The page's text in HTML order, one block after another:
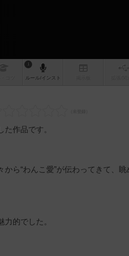
1
ルール/インスト
作品です。
ら“わんこ愛”が伝わってきて、
的でした。